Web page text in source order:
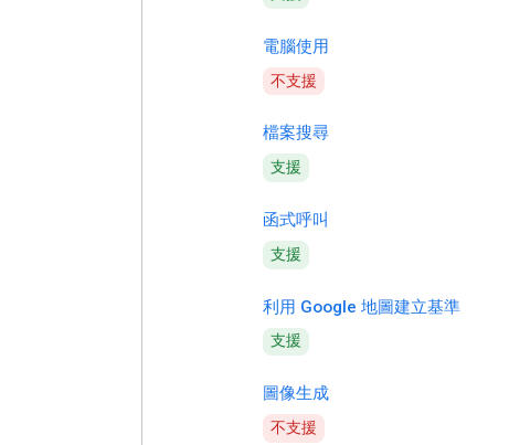
電腦使用
不支援
檔案搜尋
支援
函式呼叫
支援
利用 Google 地圖建立基準
支援
圖像生成
不支援